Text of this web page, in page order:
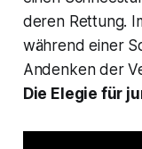
deren Rettung.
während einer
Andenken der
Die Elegie für